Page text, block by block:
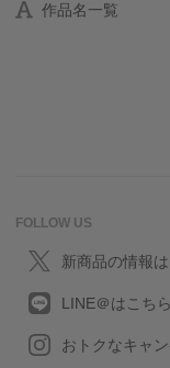
作品名一覧
FOLLOW US
新商品の情報
LINE＠はこちら
おトクなキャ